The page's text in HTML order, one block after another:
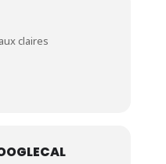
claires